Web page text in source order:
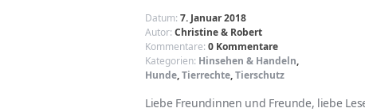
Datum: 7. Januar 2018
Autor: Christine & Robert
Kommentare: 0 Kommentare
Kategorien: Hinsehen & Handeln,
Hunde,Tierrechte,Tierschutz
Liebe Freundinnen und Freunde, liebe